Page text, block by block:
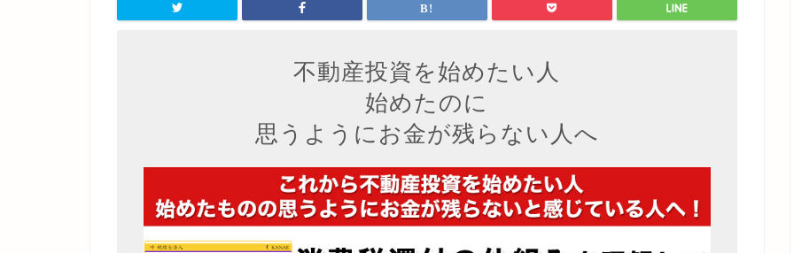
不動産投資を始めたい人
始めたのに
思うようにお金が残らない人へ